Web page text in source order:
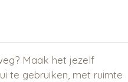
Maak het jezelf
te gebruiken, met ruimte